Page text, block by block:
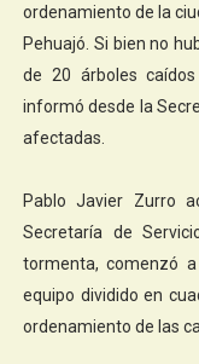
ordenamiento de la
Pehuajó. Si bien no
de 20 árboles
informó desde la
afectadas.
Pablo Javier Zurro
Secretaría de
tormenta, comenzó
equipo dividido en
ordenamiento de las